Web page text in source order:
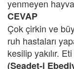
yenmeyen
CEVAP
Çok çirkin ve
ruh hastaları
kesilip yakılır.
(Seadet-i